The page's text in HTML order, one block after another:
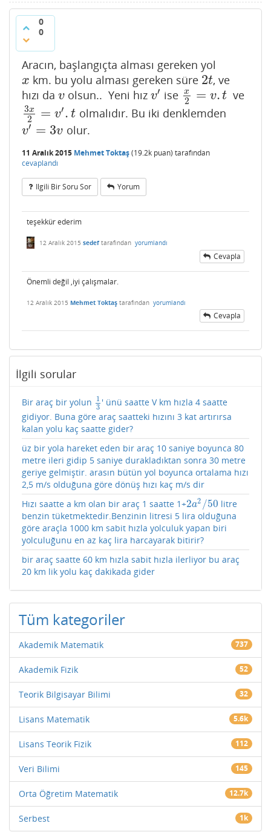
0
0
Aracın, başlangıçta alması gereken yol
x
x km. bu yolu alması gereken süre 2t
2t, ve
hızı da v
v olsun.. Yeni hızv′
v′ ise x
2 = v. t
x2 =v. t ve
3x
2 = v′. t
3x2 =v .t olmalıdır. Bu iki denklemden
v′ = 3v
v′= 3v olur.
11 Aralık 2015 Mehmet Toktaş(19.2k puan) tarafından
cevaplandı
Ilgili Bir Soru Sor Yorum
teşekkür ederim
12 Aralık 2015 sedef tarafından yorumlandı
Cevapla
Önemli değil ,iyi çalışmalar.
12 Aralık 2015 Mehmet Toktaş tarafından yorumlandı
Cevapla
İlgili sorular
Bir araç bir yolun
1
3
13' ünü saatte V km hızla 4 saatte
gidiyor. Buna göre araç saatteki hızını 3 kat artırırsa
kalan yolu kaç saatte gider?
üz bir yola hareket eden bir araç 10 saniye boyunca 80
metre ileri gidip 5 saniye durakladıktan sonra 30 metre
geriye gelmiştir. arasın bütün yol boyunca ortalama hızı
2,5 m/s olduğuna göre dönüş hızı kaç m/s dir
Hızı saatte a km olan bir araç 1 saatte 1+2a2 /50
2a2 /50
litre
benzin tüketmektedir.Benzinin litresi 5 lira olduğuna
göre araçla 1000 km sabit hızla yolculuk yapan biri
yolculuğunu en az kaç lira harcayarak bitirir?
bir araç saatte 60 km hızla sabit hızla ilerliyor bu araç
20 km lik yolu kaç dakikada gider
Tüm kategoriler
Akademik Matematik 737
Akademik Fizik 52
Teorik Bilgisayar Bilimi 32
Lisans Matematik 5.6k
Lisans Teorik Fizik 112
Veri Bilimi 145
Orta Öğretim Matematik 12.7k
Serbest 1k